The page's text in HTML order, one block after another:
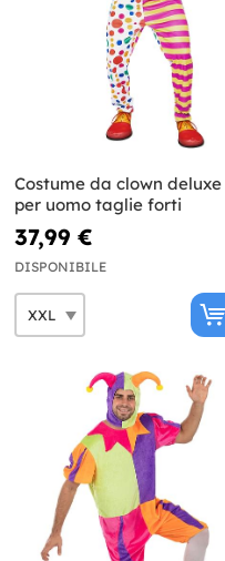
Costume da clown deluxe
per uomo taglie forti
37,99 €
DISPONIBILE